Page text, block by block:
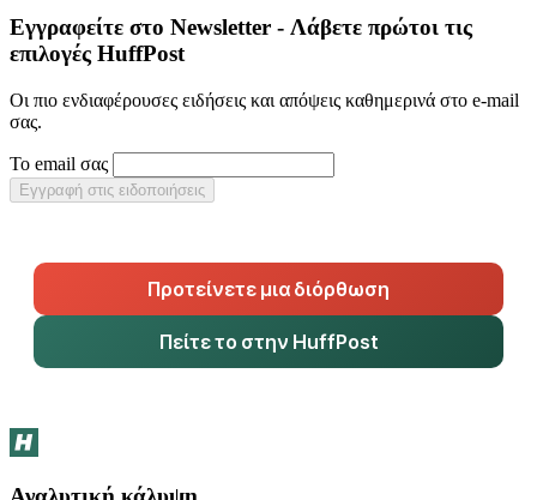
Εγγραφείτε στο Newsletter - Λάβετε πρώτοι τις
επιλογές HuffPost
Οι πιο ενδιαφέρουσες ειδήσεις και απόψεις καθημερινά στο e-mail
σας.
Το email σας
Εγγραφή στις ειδοποιήσεις
Προτείνετε μια διόρθωση
Πείτε το στην HuffPost